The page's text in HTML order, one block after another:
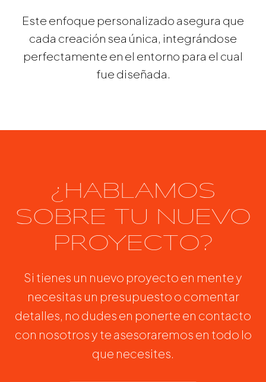
Este enfoque personalizado asegura que
cada creación sea única, integrándose
perfectamente en el entorno para el cual
fue diseñada.
¿HABLAMOS
SOBRE TU NUEVO
PROYECTO?
Si tienes un nuevo proyecto en mente y
necesitas un presupuesto o comentar
detalles, no dudes en ponerte en contacto
con nosotros y te asesoraremos en todo lo
que necesites.